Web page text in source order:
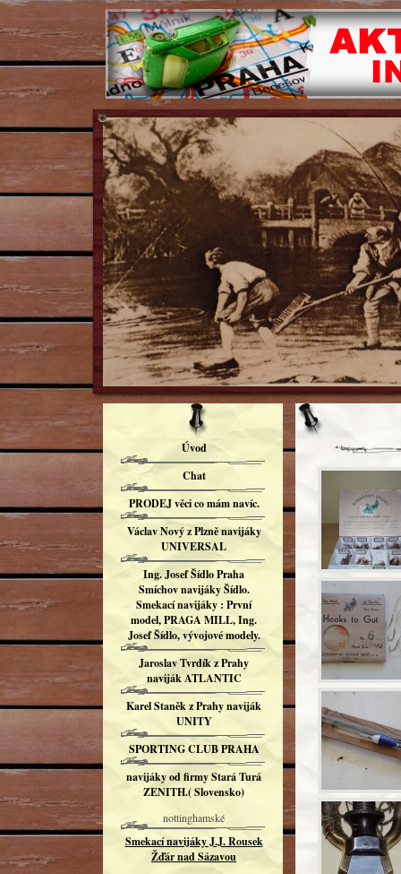
Úvod
Chat
PRODEJ věci co mám navíc.
Václav Nový z Plzně navijáky
UNIVERSAL
Ing. Josef Šídlo Praha
Smíchov navijáky Šídlo.
Smekací navijáky : První
model, PRAGA MILL, Ing.
Josef Šídlo, vývojové modely.
Jaroslav Tvrdík z Prahy
naviják ATLANTIC
Karel Staněk z Prahy naviják
UNITY
SPORTING CLUB PRAHA
navijáky od firmy Stará Turá
ZENITH.( Slovensko)
nottinghamské
Smekací navijáky J.J. Rousek
Žďár nad Sázavou